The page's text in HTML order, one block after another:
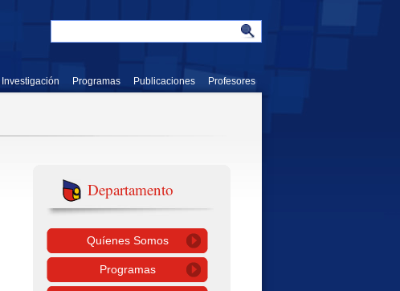
Investigación Programas Publicaciones Profesores
Departamento
Quíenes Somos
Programas